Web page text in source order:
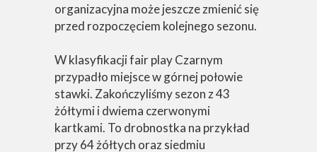
organizacyjna może jeszcze zmienić się
przed rozpoczęciem kolejnego sezonu.
W klasyfikacji fair play Czarnym
przypadło miejsce w górnej połowie
stawki. Zakończyliśmy sezon z 43
żółtymi i dwiema czerwonymi
kartkami. To drobnostka na przykład
przy 64 żółtych oraz siedmiu